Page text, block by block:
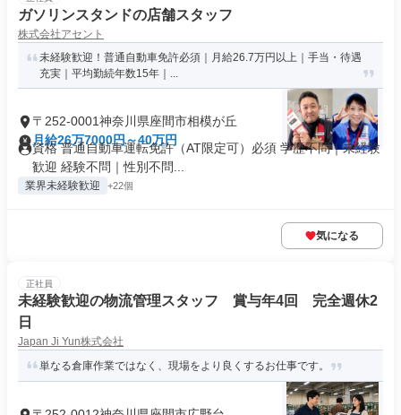
ガソリンスタンドの店舗スタッフ
株式会社アセント
未経験歓迎！普通自動車免許必須｜月給26.7万円以上｜手当・待遇
充実｜平均勤続年数15年｜...
〒252-0001神奈川県座間市相模が丘
月給26万7000円～40万円
資格 普通自動車運転免許（AT限定可）必須 学歴不問｜未経験
歓迎 経験不問｜性別不問...
業界未経験歓迎 +22個
気になる
正社員
未経験歓迎の物流管理スタッフ 賞与年4回 完全週休2
日
Japan Ji Yun株式会社
単なる倉庫作業ではなく、現場をより良くするお仕事です。